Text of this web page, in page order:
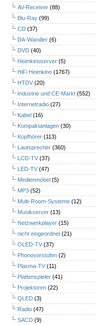
AV-Receiver (88)
Blu-Ray (99)
CD (37)
DA-Wandler (6)
DVD (40)
Heimkinoserver (5)
HiFi Heimkino (1767)
HTDV (20)
Industrie und CE-Markt (552)
Internetradio (27)
Kabel (16)
Kompaktanlagen (30)
Kopfhörer (113)
Lautsprecher (360)
LCD-TV (37)
LED-TV (47)
Medienmöbel (5)
MP3 (52)
Multi-Room-Systeme (12)
Musikserver (13)
Netzwerkplayer (15)
nicht eingeordnet (21)
OLED-TV (37)
Phonovorstufen (2)
Plasma-TV (11)
Plattenspieler (41)
Projektoren (22)
QLED (3)
Radio (47)
SACD (9)